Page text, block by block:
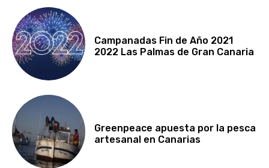
Campanadas Fin de Año 2021
2022 Las Palmas de Gran Canaria
Greenpeace apuesta por la pesca
artesanal en Canarias